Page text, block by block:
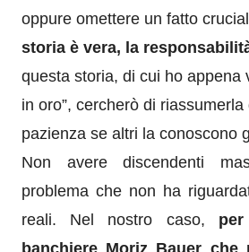
oppure omettere un fatto
storia è vera, la
questa storia, di cui ho appena
in oro”, cercherò di
pazienza se altri la conoscono
Non avere discendenti
problema che non ha
reali. Nel nostro caso,
banchiere Moriz Bauer che